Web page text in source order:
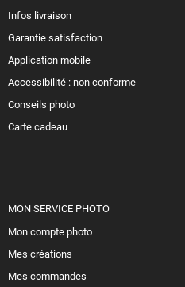
Infos livraison
Garantie satisfaction
Application mobile
Accessibilité : non conforme
Conseils photo
Carte cadeau
MON SERVICE PHOTO
Mon compte photo
Mes créations
Mes commandes